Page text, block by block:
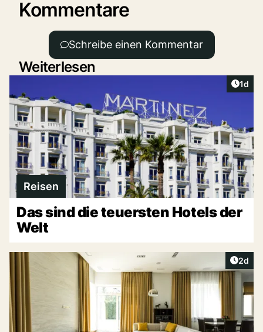
Kommentare
Schreibe einen Kommentar
Weiterlesen
1d
Reisen
Das sind die teuersten Hotels der
Welt
2d